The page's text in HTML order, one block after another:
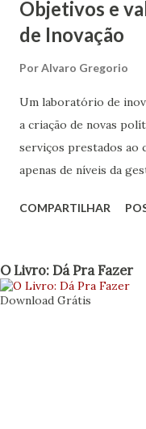
Objetivos e
de Inovação
PorAlvaro Gregorio
Um laboratório de
a criação de novas
serviços prestados ao
apenas de níveis da
seus objetivos e quais
relacionar quesitos,
parcerias certas. Antes
relação sobre os
COMPARTILHAR
O Livro: Dá Pra Fazer
Download Grátis